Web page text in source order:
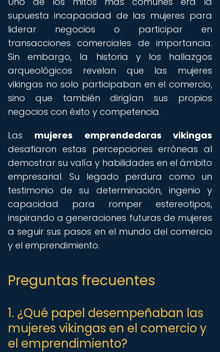
supuesta incapacidad de las mujeres para
liderar negocios o participar en
transacciones comerciales de importancia.
Sin embargo, la historia y los hallazgos
arqueológicos revelan que las mujeres
vikingas no solo participaban en el comercio,
sino que también dirigían sus propios
negocios con éxito y competencia.
Las mujeres emprendedoras vikingas
desafiaron estas percepciones erróneas al
demostrar su valía y habilidades en el ámbito
empresarial. Su legado perdura como un
testimonio de su determinación, ingenio y
capacidad para romper estereotipos,
inspirando a generaciones futuras de mujeres
a seguir sus pasos en el mundo del comercio
y el emprendimiento.
Preguntas frecuentes
1. ¿Qué papel desempeñaban las
mujeres vikingas en el comercio y
el emprendimiento?